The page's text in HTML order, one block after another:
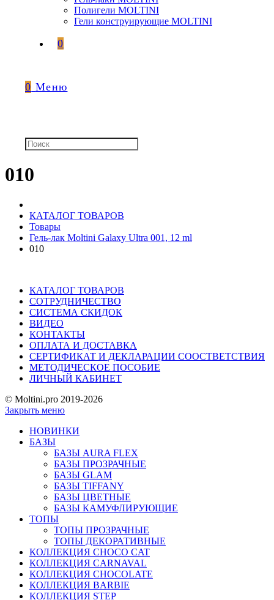
Полигели MOLTINI
Гели конструирующие MOLTINI
0
0 Меню
010
КАТАЛОГ ТОВАРОВ
Товары
Гель-лак Moltini Galaxy Ultra 001, 12 ml
010
КАТАЛОГ ТОВАРОВ
СОТРУДНИЧЕСТВО
СИСТЕМА СКИДОК
ВИДЕО
КОНТАКТЫ
ОПЛАТА И ДОСТАВКА
СЕРТИФИКАТ И ДЕКЛАРАЦИИ СООСТВЕТСТВИЯ
МЕТОДИЧЕСКОЕ ПОСОБИЕ
ЛИЧНЫЙ КАБИНЕТ
© Moltini.pro 2019-2026
Закрыть меню
НОВИНКИ
БАЗЫ
БАЗЫ AURA FLEX
БАЗЫ ПРОЗРАЧНЫЕ
БАЗЫ GLAM
БАЗЫ TIFFANY
БАЗЫ ЦВЕТНЫЕ
БАЗЫ КАМУФЛИРУЮЩИЕ
ТОПЫ
ТОПЫ ПРОЗРАЧНЫЕ
ТОПЫ ДЕКОРАТИВНЫЕ
КОЛЛЕКЦИЯ CHOCO CAT
КОЛЛЕКЦИЯ CARNAVAL
КОЛЛЕКЦИЯ CHOCOLATE
КОЛЛЕКЦИЯ BARBIE
КОЛЛЕКЦИЯ STEP